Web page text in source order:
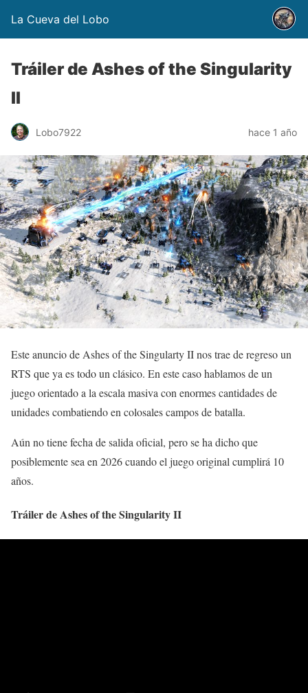
La Cueva del Lobo
Tráiler de Ashes of the Singularity
II
Lobo7922 hace 1 año
Este anuncio de Ashes of the Singularty II nos trae de regreso un
RTS que ya es todo un clásico. En este caso hablamos de un
juego orientado a la escala masiva con enormes cantidades de
unidades combatiendo en colosales campos de batalla.
Aún no tiene fecha de salida oficial, pero se ha dicho que
posiblemente sea en 2026 cuando el juego original cumplirá 10
años.
Tráiler de Ashes of the Singularity II